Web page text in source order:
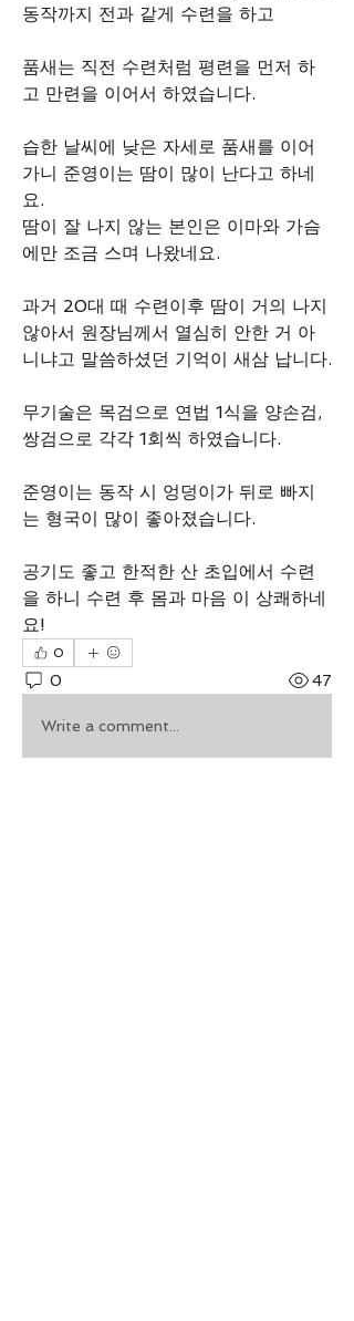
동작까지 전과 같게 수련을 하고
품새는 직전 수련처럼 평련을 먼저 하
고 만련을 이어서 하였습니다.
습한 날씨에 낮은 자세로 품새를 이어
가니 준영이는 땀이 많이 난다고 하네
요.
땀이 잘 나지 않는 본인은 이마와 가슴
에만 조금 스며 나왔네요.
과거 20대 때 수련이후 땀이 거의 나지
않아서 원장님께서 열심히 안한 거 아
니냐고 말씀하셨던 기억이 새삼 납니다.
무기술은 목검으로 연법 1식을 양손검,
쌍검으로 각각 1회씩 하였습니다.
준영이는 동작 시 엉덩이가 뒤로 빠지
는 형국이 많이 좋아졌습니다.
공기도 좋고 한적한 산 초입에서 수련
을 하니 수련 후 몸과 마음 이 상쾌하네
요!
0
0 47
Write a comment...